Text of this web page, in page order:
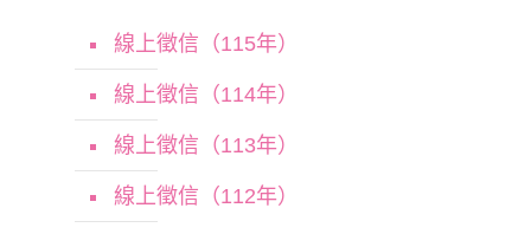
線上徵信（115年）
線上徵信（114年）
線上徵信（113年）
線上徵信（112年）